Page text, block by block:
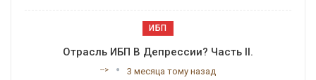
ИБП
Отрасль ИБП В Депрессии? Часть II.
--> 3 месяца тому назад